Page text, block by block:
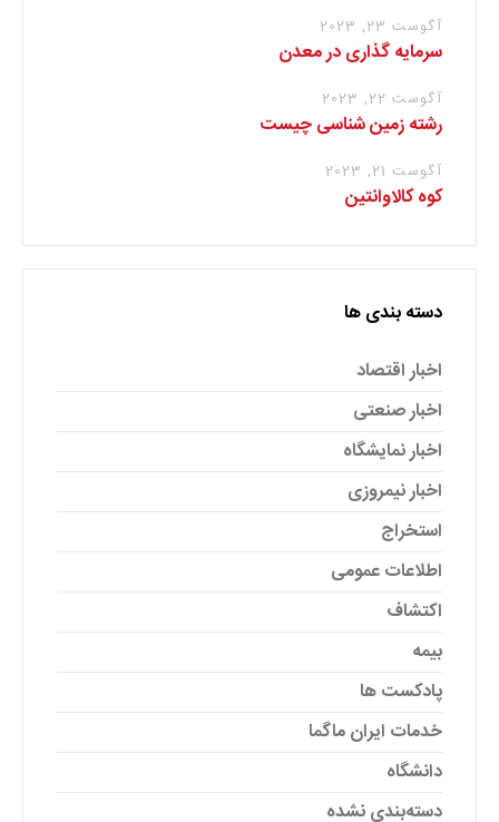
آگوست 23, 2023
سرمایه گذاری در معدن
آگوست 22, 2023
رشته زمین شناسی چیست
آگوست 21, 2023
کوه کالاوانتین
دسته بندی ها
اخبار اقتصاد
اخبار صنعتی
اخبار نمایشگاه
اخبار نیمروزی
استخراج
اطلاعات عمومی
اکتشاف
بیمه
پادکست ها
خدمات ایران ماگما
دانشگاه
دسته‌بندی نشده